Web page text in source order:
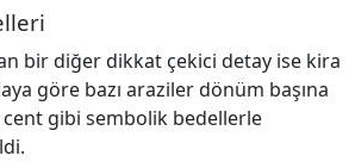
bir diğer dikkat çekici detay ise kira
göre bazı araziler dönüm başına
cent gibi sembolik bedellerle